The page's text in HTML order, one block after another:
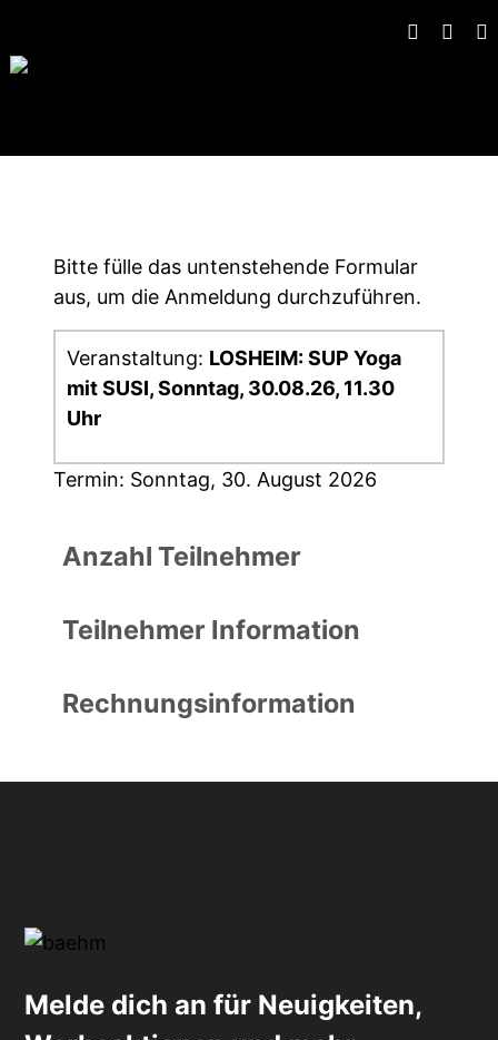
Bitte fülle das untenstehende Formular
aus, um die Anmeldung durchzuführen.
Veranstaltung: LOSHEIM: SUP Yoga
mit SUSI, Sonntag, 30.08.26, 11.30
Uhr
Termin: Sonntag, 30. August 2026
Anzahl Teilnehmer
Teilnehmer Information
Rechnungsinformation
Melde dich an für Neuigkeiten,